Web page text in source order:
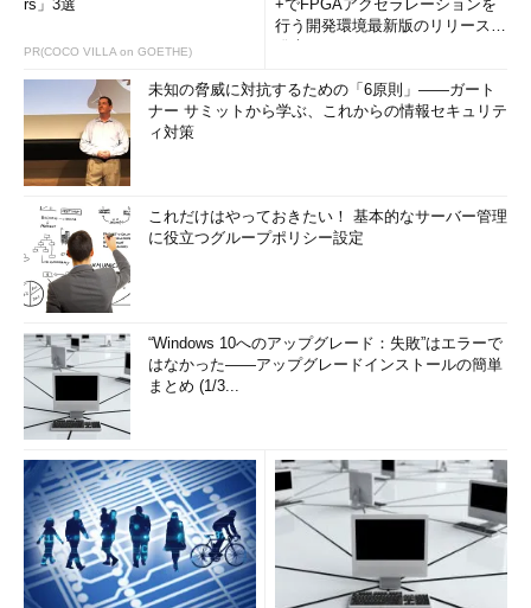
rs」3選
PR(COCO VILLA on GOETHE)
+でFPGAアクセラレーションを
行う開発環境最新版のリリースを
未知の脅威に対抗するための「6原則」――ガート
ナー サミットから学ぶ、これからの情報セキュリテ
ィ対策
これだけはやっておきたい！ 基本的なサーバー管理
に役立つグループポリシー設定
“Windows 10へのアップグレード：失敗”はエラーで
はなかった――アップグレードインストールの簡単
まとめ (1/3...